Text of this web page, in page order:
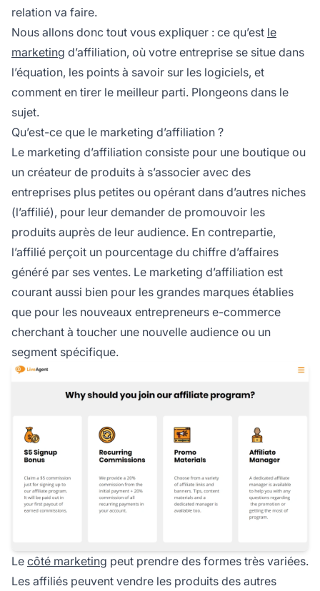
relation va faire.
Nous allons donc tout vous expliquer : ce qu’est le
marketing d’affiliation, où votre entreprise se situe dans
l’équation, les points à savoir sur les logiciels, et
comment en tirer le meilleur parti. Plongeons dans le
sujet.
Qu’est-ce que le marketing d’affiliation ?
Le marketing d’affiliation consiste pour une boutique ou
un créateur de produits à s’associer avec des
entreprises plus petites ou opérant dans d’autres niches
(l’affilié), pour leur demander de promouvoir les
produits auprès de leur audience. En contrepartie,
l’affilié perçoit un pourcentage du chiffre d’affaires
généré par ses ventes. Le marketing d’affiliation est
courant aussi bien pour les grandes marques établies
que pour les nouveaux entrepreneurs e-commerce
cherchant à toucher une nouvelle audience ou un
segment spécifique.
Le côté marketing peut prendre des formes très variées.
Les affiliés peuvent vendre les produits des autres